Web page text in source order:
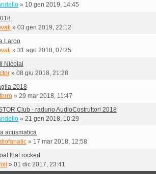
» 10 gen 2019, 14:45
» 03 gen 2019, 22:12
Laroo
» 31 ago 2018, 07:25
Nicolai
» 08 giu 2018, 21:28
2018
» 29 mar 2018, 11:47
Club - raduno AudioCostruttori 2018
» 21 gen 2018, 10:29
acusmatica
» 17 mar 2018, 12:58
that rocked
» 01 dic 2017, 23:41